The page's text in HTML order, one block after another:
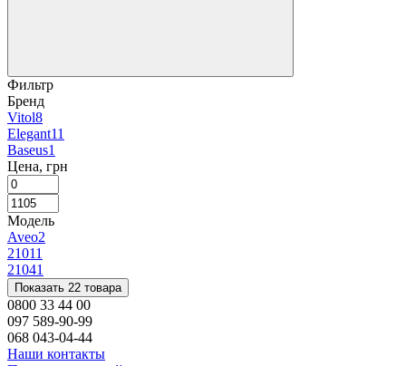
Фильтр
Бренд
Vitol8
Elegant11
Baseus1
Цена, грн
Модель
Aveo2
21011
21041
Показать 22 товара
0800 33 44 00
097 589-90-99
068 043-04-44
Наши контакты